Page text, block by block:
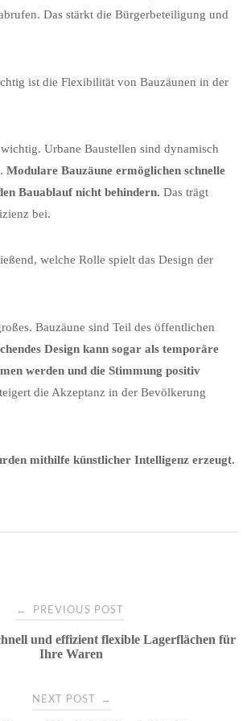
Das stärkt die Bürgerbeteiligung und
ist die Flexibilität von Bauzäunen in der
wichtig. Urbane Baustellen sind dynamisch
Modulare Bauzäune ermöglichen schnelle
Bauablauf nicht behindern. Das trägt
bei.
welche Rolle spielt das Design der
Bauzäune sind Teil des öffentlichen
Design kann sogar als temporäre
werden und die Stimmung positiv
die Akzeptanz in der Bevölkerung
mithilfe künstlicher Intelligenz erzeugt.
← PREVIOUS POST
und effizient flexible Lagerflächen für
Ihre Waren
NEXT POST →